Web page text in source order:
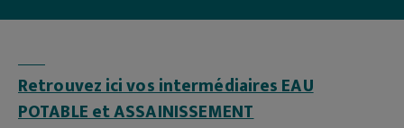
Retrouvez ici vos intermédiaires EAU
POTABLE et ASSAINISSEMENT